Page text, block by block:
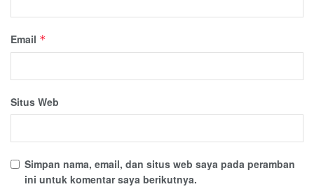
Email *
Situs Web
Simpan nama, email, dan situs web saya pada peramban
ini untuk komentar saya berikutnya.